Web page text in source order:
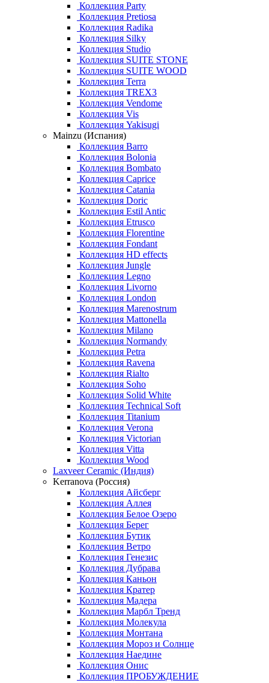
Коллекция Party
Коллекция Pretiosa
Коллекция Radika
Коллекция Silky
Коллекция Studio
Коллекция SUITE STONE
Коллекция SUITE WOOD
Коллекция Terra
Коллекция TREX3
Коллекция Vendome
Коллекция Vis
Коллекция Yakisugi
Mainzu (Испания)
Коллекция Barro
Коллекция Bolonia
Коллекция Bombato
Коллекция Caprice
Коллекция Catania
Коллекция Doric
Коллекция Estil Antic
Коллекция Etrusco
Коллекция Florentine
Коллекция Fondant
Коллекция HD effects
Коллекция Jungle
Коллекция Legno
Коллекция Livorno
Коллекция London
Коллекция Marenostrum
Коллекция Mattonella
Коллекция Milano
Коллекция Normandy
Коллекция Petra
Коллекция Ravena
Коллекция Rialto
Коллекция Soho
Коллекция Solid White
Коллекция Technical Soft
Коллекция Titanium
Коллекция Verona
Коллекция Victorian
Коллекция Vitta
Коллекция Wood
Laxveer Ceramic (Индия)
Kerranova (Россия)
Коллекция Айсберг
Коллекция Аллея
Коллекция Белое Озеро
Коллекция Берег
Коллекция Бутик
Коллекция Ветро
Коллекция Генезис
Коллекция Дубрава
Коллекция Каньон
Коллекция Кратер
Коллекция Мадера
Коллекция Марбл Тренд
Коллекция Молекула
Коллекция Монтана
Коллекция Мороз и Солнце
Коллекция Наедине
Коллекция Онис
Коллекция ПРОБУЖДЕНИЕ